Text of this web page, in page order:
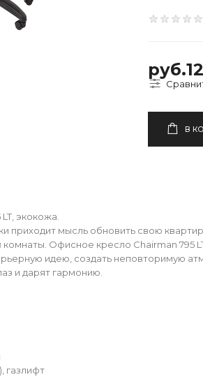
В
экокожа.
приходит мысль обновить свою
Офисное кресло Chairman 795
идею, создать неповторимую
и дарят гармонию.
газлифт